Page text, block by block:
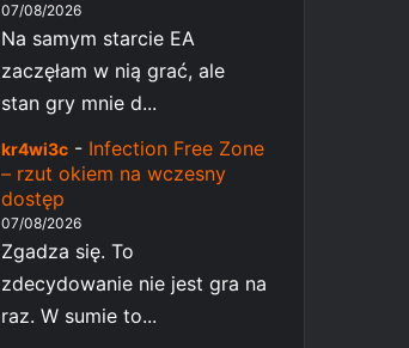
07/08/2026
Na samym starcie EA
zaczęłam w nią grać, ale
stan gry mnie d...
kr4wi3c - Infection Free Zone
– rzut okiem na wczesny
dostęp
07/08/2026
Zgadza się. To
zdecydowanie nie jest gra na
raz. W sumie to...